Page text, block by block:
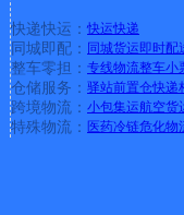
快递快运： 快运快递
同城即配： 同城货运即时配
整车零担： 专线物流整车小
仓储服务： 驿站前置仓快递
跨境物流： 小包集运航空货
特殊物流： 医药冷链危化物